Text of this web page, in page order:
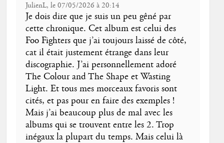
JulienL, le 07/05/2026 à 20:14
Je dois dire que je suis un peu gêné par
cette chronique. Cet album est celui des
Foo Fighters que j’ai toujours laissé de côté,
cat il était justement étrange dans leur
discographie. J’ai personnellement adoré
The Colour and The Shape et Wasting
Light. Et tous mes morceaux favoris sont
cités, et pas pour en faire des exemples !
Mais j’ai beaucoup plus de mal avec les
albums qui se trouvent entre les 2. Trop
inégaux la plupart du temps. Mais celui là